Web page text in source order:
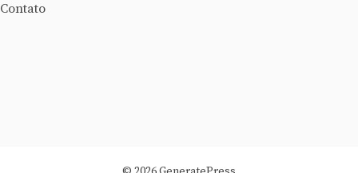
Contato